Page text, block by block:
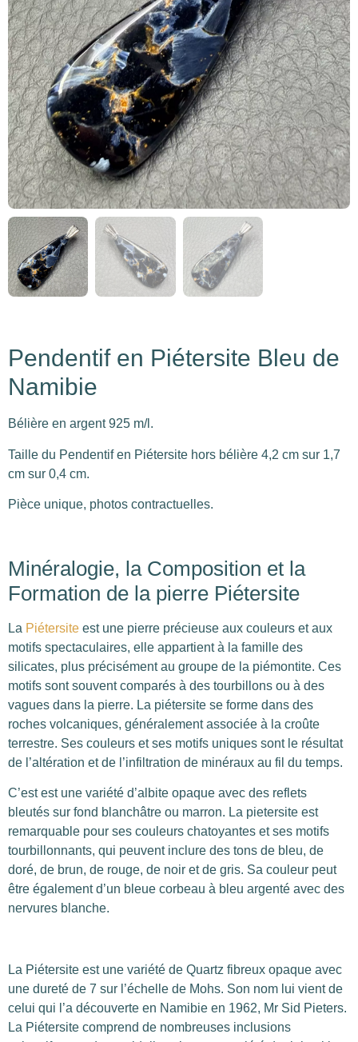
Pendentif en Piétersite Bleu de
Namibie
Bélière en argent 925 m/l.
Taille du Pendentif en Piétersite hors bélière 4,2 cm sur 1,7
cm sur 0,4 cm.
Pièce unique, photos contractuelles.
Minéralogie, la Composition et la
Formation de la pierre Piétersite
La Piétersite est une pierre précieuse aux couleurs et aux
motifs spectaculaires, elle appartient à la famille des
silicates, plus précisément au groupe de la piémontite. Ces
motifs sont souvent comparés à des tourbillons ou à des
vagues dans la pierre. La piétersite se forme dans des
roches volcaniques, généralement associée à la croûte
terrestre. Ses couleurs et ses motifs uniques sont le résultat
de l’altération et de l’infiltration de minéraux au fil du temps.
C’est est une variété d’albite opaque avec des reflets
bleutés sur fond blanchâtre ou marron. La pietersite est
remarquable pour ses couleurs chatoyantes et ses motifs
tourbillonnants, qui peuvent inclure des tons de bleu, de
doré, de brun, de rouge, de noir et de gris. Sa couleur peut
être également d’un bleue corbeau à bleu argenté avec des
nervures blanche.
La Piétersite est une variété de Quartz fibreux opaque avec
une dureté de 7 sur l’échelle de Mohs. Son nom lui vient de
celui qui l’a découverte en Namibie en 1962, Mr Sid Pieters.
La Piétersite comprend de nombreuses inclusions